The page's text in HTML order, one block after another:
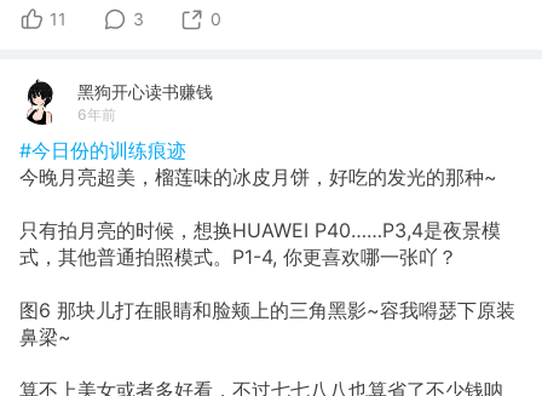
11 3 0
黑狗开心读书赚钱
6年前
#今日份的训练痕迹
今晚月亮超美，榴莲味的冰皮月饼，好吃的发光的那种~
只有拍月亮的时候，想换HUAWEI P40……P3,4是夜景模
式，其他普通拍照模式。P1-4, 你更喜欢哪一张吖？
图6 那块儿打在眼睛和脸颊上的三角黑影~容我嘚瑟下原装
鼻梁~
算不上美女或者多好看，不过七七八八也算省了不少钱呐